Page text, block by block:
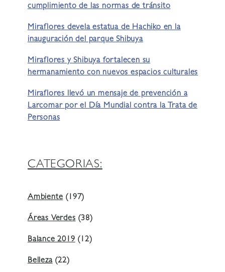
cumplimiento de las normas de tránsito
Miraflores devela estatua de Hachiko en la
inauguración del parque Shibuya
Miraflores y Shibuya fortalecen su
hermanamiento con nuevos espacios culturales
Miraflores llevó un mensaje de prevención a
Larcomar por el Día Mundial contra la Trata de
Personas
CATEGORIAS:
Ambiente (197)
Áreas Verdes (38)
Balance 2019 (12)
Belleza(22)